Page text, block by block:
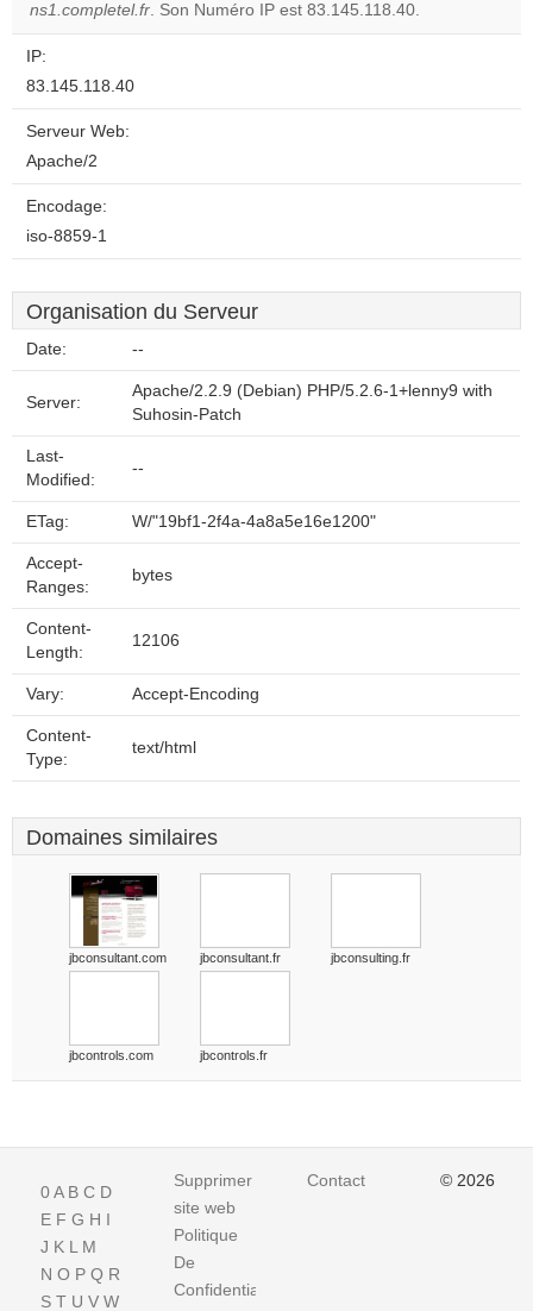
own this
ns1.completel.fr. Son Numéro IP est 83.145.118.40.
IP:
83.145.118.40
Serveur Web:
Apache/2
Encodage:
iso-8859-1
Organisation du Serveur
Date: --
Server:
Apache/2.2.9 (Debian) PHP/5.2.6-1+lenny9 with
Suhosin-Patch
Last-
Modified:
--
ETag: W/"19bf1-2f4a-4a8a5e16e1200"
Accept-
Ranges:
bytes
Content-
Length:
12106
Vary: Accept-Encoding
Content-
Type:
text/html
Domaines similaires
jbconsultant.com jbconsultant.fr jbconsulting.fr
jbcontrols.com jbcontrols.fr
0A B C D
E F G H I
J K L M
N O P Q R
S T U V W
Supprimer
site web
Politique
De
Confidentialite
Contact © 2026